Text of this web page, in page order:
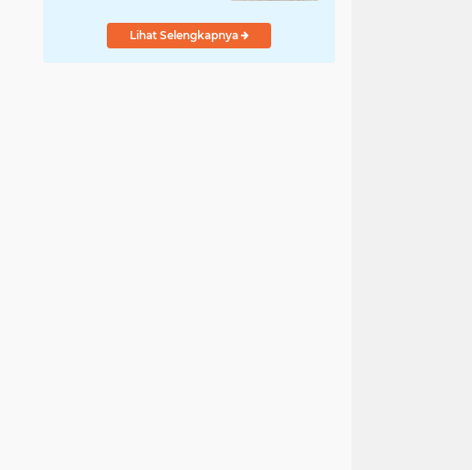
Lihat Selengkapnya